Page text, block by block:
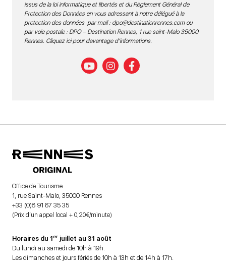
issus de la loi informatique et libertés et du Règlement Général de
Protection des Données en vous adressant à notre délégué à la
protection des données par mail : dpo@destinationrennes.comou
par voie postale : DPO – Destination Rennes, 1 rue saint-Malo 35000
Rennes. Cliquez ici pour davantage d’informations.
Office de Tourisme
1, rue Saint-Malo, 35000 Rennes
+33 (0)8 91 67 35 35
(Prix d’un appel local + 0,20€/minute)
Horaires du 1er juillet au 31 août
Du lundi au samedi de 10h à 19h.
Les dimanches et jours fériés de 10h à 13h et de 14h à 17h.